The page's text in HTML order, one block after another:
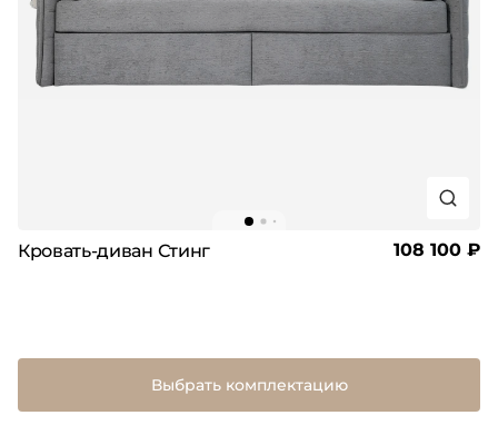
Кровать-диван Стинг 108 100 ₽
Выбрать комплектацию